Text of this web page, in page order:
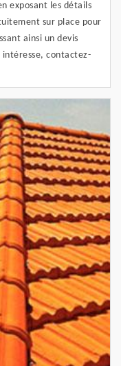
exposant les détails
sur place pour
ainsi un devis
contactez-